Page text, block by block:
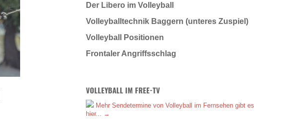
Der Libero im Volleyball
Volleyballtechnik Baggern (unteres Zuspiel)
Volleyball Positionen
Frontaler Angriffsschlag
VOLLEYBALL IM FREE-TV
Mehr Sendetermine von Volleyball im Fernsehen gibt es
hier... →